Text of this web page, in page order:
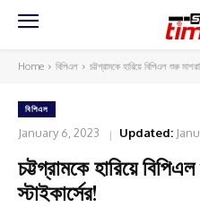
Home বিপিএল চট্টগ্রামকে হারিয়ে বিপিএল শুরু
বিপিএল
January 6, 2023 Updated:
চট্টগ্রামকে হারিয়ে
স্টাইকার্সের!